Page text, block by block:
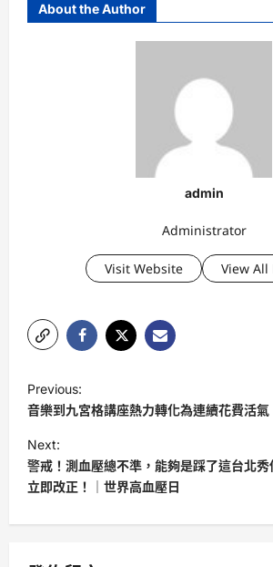
About the Author
admin
Administrator
Visit Website View All
o
s
t
n
a
Previous:
音樂到九宮格講座熱力轉化為連續花費活氣
Next:
警戒！測血壓總不準，能夠是踩了這台北
立即改正！｜世界高血壓日